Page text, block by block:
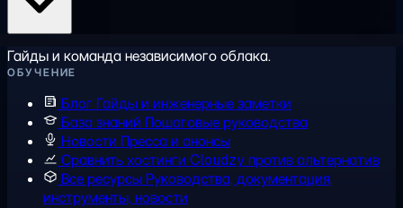
Гайды и команда независимого облака.
ОБУЧЕНИЕ
Блог Гайды и инженерные заметки
База знаний Пошаговые руководства
Новости Пресса и анонсы
Сравнить хостинги Cloudzy против альтернатив
Все ресурсыРуководства, документация,
инструменты, новости